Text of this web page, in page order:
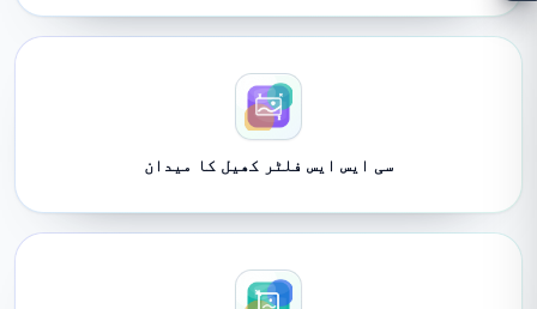
سی ایس ایس فلٹر کھیل کا میدان